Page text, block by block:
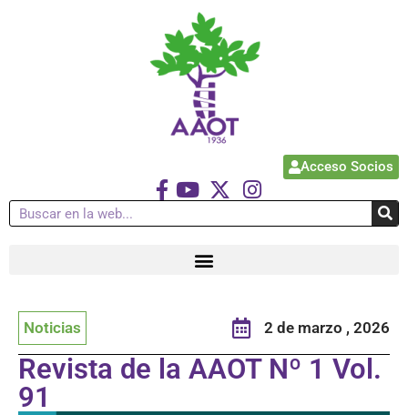
Acceso Socios
Noticias 2 de marzo , 2026
Revista de la AAOT Nº 1 Vol.
91